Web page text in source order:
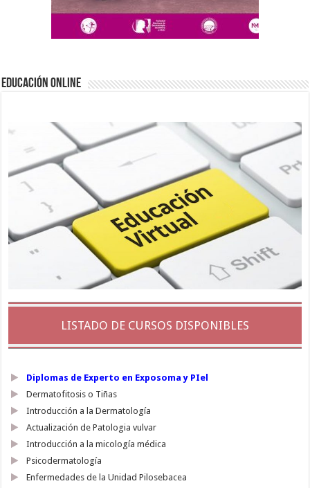
EDUCACIÓN ONLINE
LISTADO DE CURSOS DISPONIBLES
Diplomas de Experto en Exposoma y PIel
Dermatofitosis o Tiñas
Introducción a la Dermatología
Actualización de Patologia vulvar
Introducción a la micología médica
Psicodermatología
Enfermedades de la Unidad Pilosebacea